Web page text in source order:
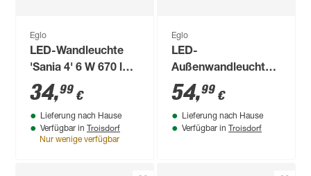
Eglo
LED-Wandleuchte
'Sania 4' 6 W 670 lm
warmweiß 13 x 8 x 9
cm
34,99 €
Lieferung nach Hause
Verfügbar in Troisdorf
Nur wenige verfügbar
Eglo
LED-
Außenwandleuchte
'Riga 5' mit
Bewegungssensor
2,8 W 250 lm
warmweiß IP 44 6,5
54,99 €
Lieferung nach Hause
Verfügbar in Troisdorf